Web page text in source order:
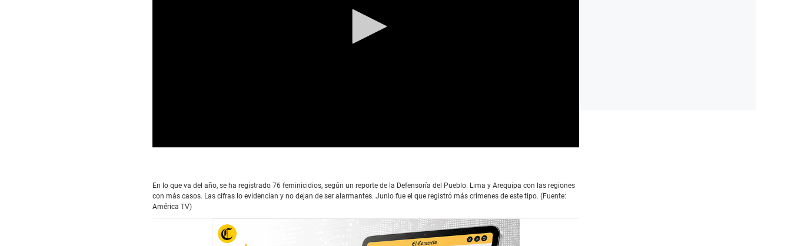
o
n
d
s
En lo que va del año, se ha registrado 76 feminicidios, según un reporte de la Defensoría del Pueblo. Lima y Arequipa con las regiones
con más casos. Las cifras lo evidencian y no dejan de ser alarmantes. Junio fue el que registró más crímenes de este tipo. (Fuente:
América TV)